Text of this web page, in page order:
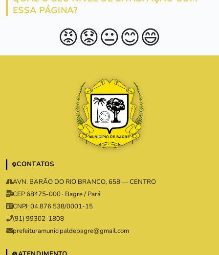
ESSA PÁGINA?
😡😟😐😊😄
CONTATOS
AVN. BARÃO DO RIO BRANCO, 658 — CENTRO
CEP 68475-000 · Bagre / Pará
CNPJ: 04.876.538/0001-15
(91) 99302-1808
prefeituramunicipaldebagre@gmail.com